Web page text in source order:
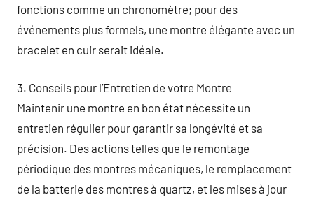
fonctions comme un chronomètre; pour des
événements plus formels, une montre élégante avec un
bracelet en cuir serait idéale.
3. Conseils pour l’Entretien de votre Montre
Maintenir une montre en bon état nécessite un
entretien régulier pour garantir sa longévité et sa
précision. Des actions telles que le remontage
périodique des montres mécaniques, le remplacement
de la batterie des montres à quartz, et les mises à jour